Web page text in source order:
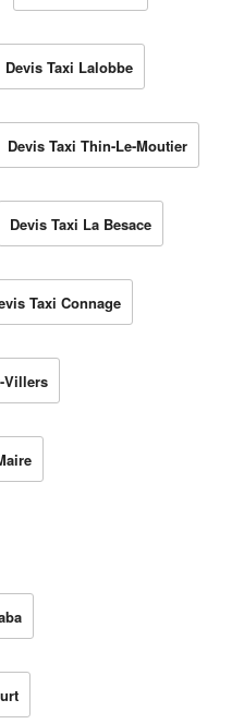
Devis Taxi Lalobbe
Devis Taxi Thin-Le-Moutier
Devis Taxi La Besace
Taxi Connage
Villers